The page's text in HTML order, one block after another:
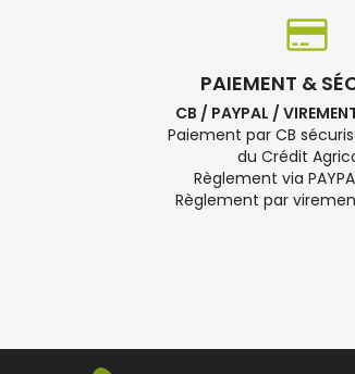
PAIEMENT &
CB / PAYPAL /
Paiement par CB
du Crédit
Règlement via
Règlement par